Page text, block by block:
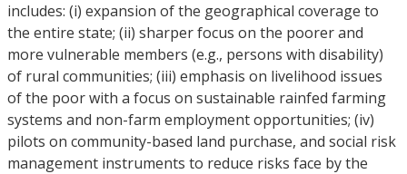
includes: (i) expansion of the geographical coverage to
the entire state; (ii) sharper focus on the poorer and
more vulnerable members (e.g., persons with disability)
of rural communities; (iii) emphasis on livelihood issues
of the poor with a focus on sustainable rainfed farming
systems and non-farm employment opportunities; (iv)
pilots on community-based land purchase, and social risk
management instruments to reduce risks face by the